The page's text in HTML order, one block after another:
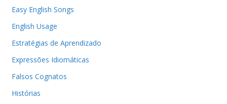
Easy English Songs
English Usage
Estratégias de Aprendizado
Expressões Idiomáticas
Falsos Cognatos
Histórias